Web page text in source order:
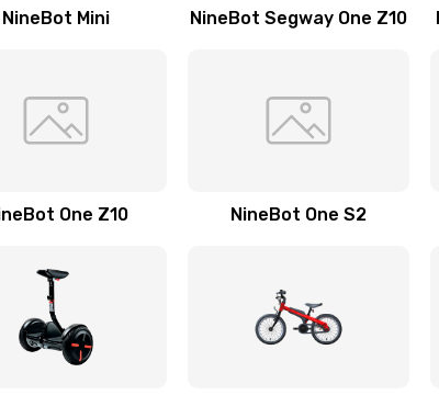
NineBot Mini NineBot Segway One Z10
One Z10 NineBot One S2